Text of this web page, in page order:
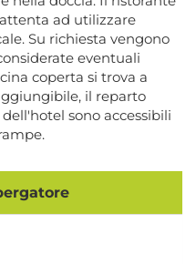
ad utilizzare
Su richiesta vengono
eventuali
coperta si trova a
il reparto
sono accessibili